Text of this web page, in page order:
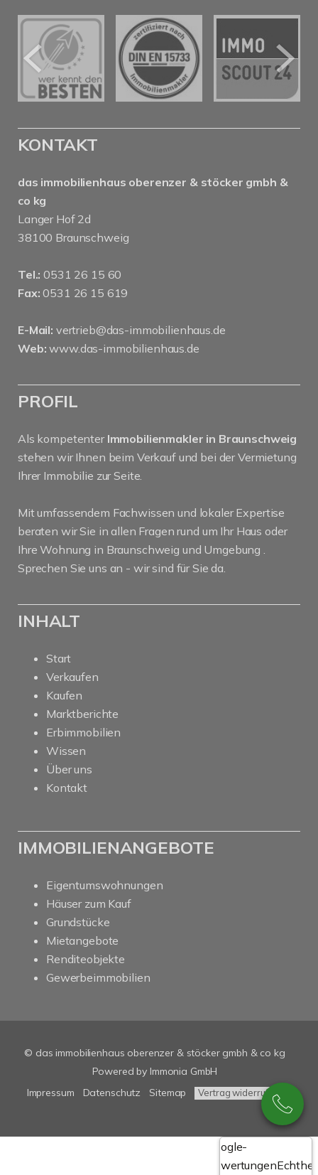
KONTAKT
das immobilienhaus oberenzer & stöcker gmbh &
co kg
Langer Hof 2d
38100 Braunschweig
Tel.: 0531 26 15 60
Fax: 0531 26 15 619
E-Mail: vertrieb@das-immobilienhaus.de
Web: www.das-immobilienhaus.de
PROFIL
Als kompetenter Immobilienmakler in Braunschweig
stehen wir Ihnen beim Verkauf und bei der Vermietung
Ihrer Immobilie zur Seite.
Mit umfassendem Fachwissen und lokaler Expertise
beraten wir Sie in allen Fragen rund um Ihr Haus oder
Ihre Wohnung in Braunschweig und Umgebung .
Sprechen Sie uns an - wir sind für Sie da.
INHALT
Start
Verkaufen
Kaufen
Marktberichte
Erbimmobilien
Wissen
Über uns
Kontakt
IMMOBILIENANGEBOTE
Eigentumswohnungen
Häuser zum Kauf
Grundstücke
Mietangebote
Renditeobjekte
Gewerbeimmobilien
© das immobilienhaus oberenzer & stöcker gmbh & co kg
Powered by Immonia GmbH
Impressum
Datenschutz Sitemap Vertrag widerrufen
Google-
Bewertungen